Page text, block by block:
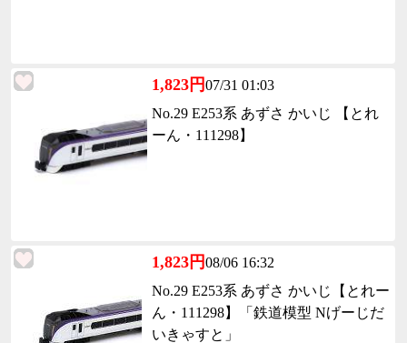
1,823円07/31 01:03
No.29 E253系 あずさ かいじ 【とれ
ーん・111298】
1,823円08/06 16:32
No.29 E253系 あずさ かいじ【とれー
ん・111298】「鉄道模型 Nげーじだ
いきゃすと」